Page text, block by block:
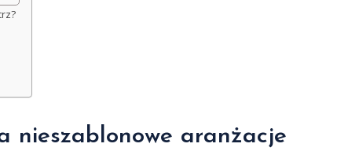
nieszablonowe aranżacje